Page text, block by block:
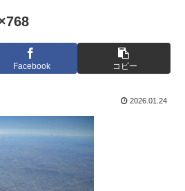
Facebook コピー
2026.01.24